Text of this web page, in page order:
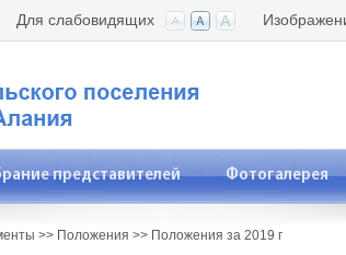
Для слабовидящих
представителей Фотогалерея
>> Положения >> Положения за 2019 г